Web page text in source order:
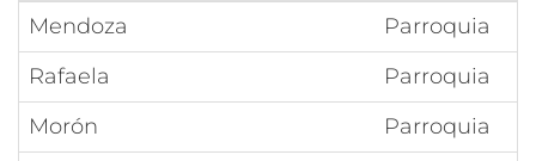
Mendoza
Parroquia
Rafaela
Parroquia
Morón
Parroquia